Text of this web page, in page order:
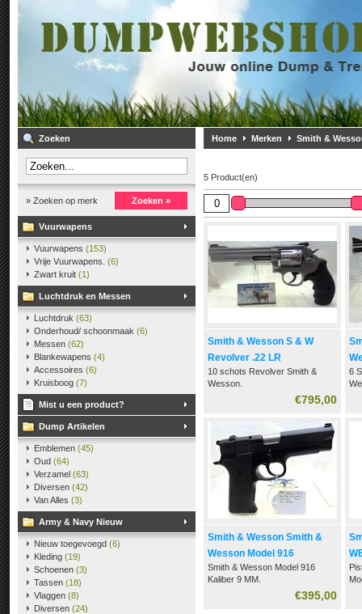
Zoeken
» Zoeken op merk Zoeken »
Vuurwapens
Vuurwapens (153)
Vrije Vuurwapens. (6)
Zwart kruit (1)
Luchtdruk en Messen
Luchtdruk (63)
Onderhoud/ schoonmaak (6)
Messen (62)
Blankewapens (4)
Accessoires (6)
Kruisboog (7)
Mist u een product?
Dump Artikelen
Emblemen (45)
Oud (64)
Verzamel (63)
Diversen (42)
Van Alles (3)
Army & Navy Nieuw
Nieuw toegevoegd (6)
Kleding (19)
Schoenen (3)
Tassen (18)
Vlaggen (8)
Diversen (24)
Home Merken Smith &
5 Product(en)
Smith & Wesson S & W
Revolver .22 LR
VERKOCHT
10 schots Revolver Smith &
Wesson.
€795,00
6
Smith & Wesson Smith &
Wesson Model 916
Smith & Wesson Model 916
Kaliber 9 MM.
€395,00